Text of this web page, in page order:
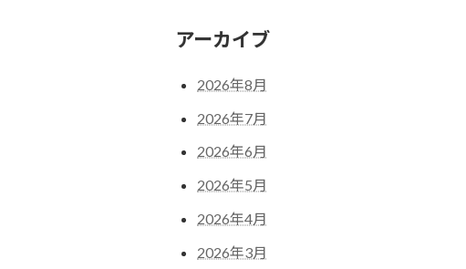
アーカイブ
2026年8月
2026年7月
2026年6月
2026年5月
2026年4月
2026年3月